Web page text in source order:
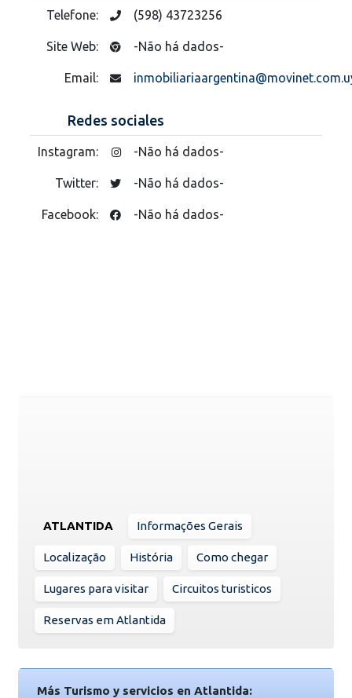
Telefone: (598) 43723256
Site Web: -Não há dados-
Email:
Redes sociales
Instagram: -Não há dados-
Twitter: -Não há dados-
Facebook: -Não há dados-
ATLANTIDA Informações Gerais
Localização História Como chegar
Lugares para visitar Circuitos turisticos
Reservas em Atlantida
Más Turismo y servicios en Atlantida: